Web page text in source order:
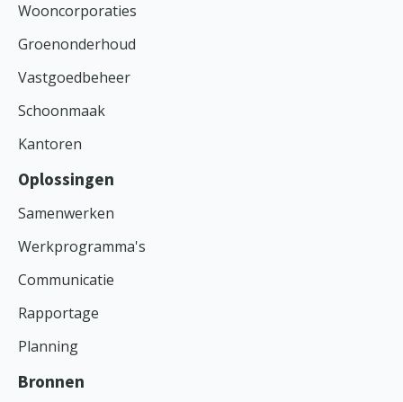
Wooncorporaties
Groenonderhoud
Vastgoedbeheer
Schoonmaak
Kantoren
Oplossingen
Samenwerken
Werkprogramma's
Communicatie
Rapportage
Planning
Bronnen